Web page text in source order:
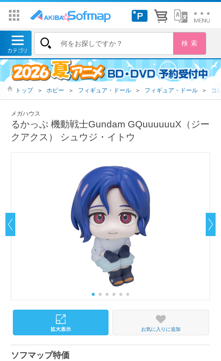
トップ ＞ ホビー ＞ フィギュア・ドール ＞ フィギュア・ドール ＞ コ
メガハウス
るかっぷ 機動戦士Gundam GQuuuuuuX（ジー
クアクス） シュウジ・イトウ
お気に入りに追加
ソフマップ特価